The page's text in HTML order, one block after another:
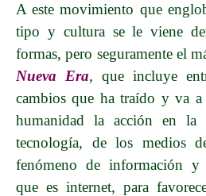
A este movimiento que
tipo y cultura se le viene
formas, pero seguramente el
Nueva Era, que incluye
cambios que ha traído y va
humanidad la acción en
tecnología, de los medios
fenómeno de información y
que es internet, para